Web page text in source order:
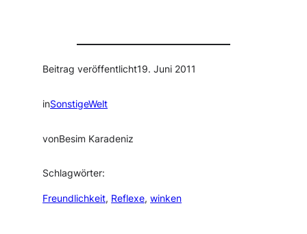
Beitrag veröffentlicht19. Juni 2011
inSonstigeWelt
vonBesim Karadeniz
Schlagwörter:
Freundlichkeit, Reflexe, winken